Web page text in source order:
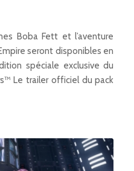
Boba Fett et l’aventure
seront disponibles en
spéciale exclusive du
Le trailer officiel du pack